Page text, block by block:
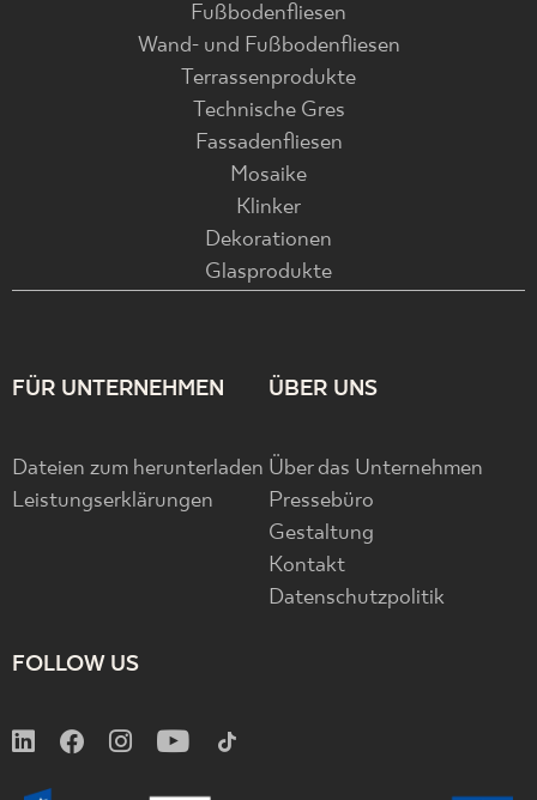
Fußbodenfliesen
Wand- und Fußbodenfliesen
Terrassenprodukte
Technische Gres
Fassadenfliesen
Mosaike
Klinker
Dekorationen
Glasprodukte
FÜR UNTERNEHMEN
Dateien zum herunterladen
Leistungserklärungen
ÜBER UNS
Über das Unternehmen
Pressebüro
Gestaltung
Kontakt
Datenschutzpolitik
FOLLOW US